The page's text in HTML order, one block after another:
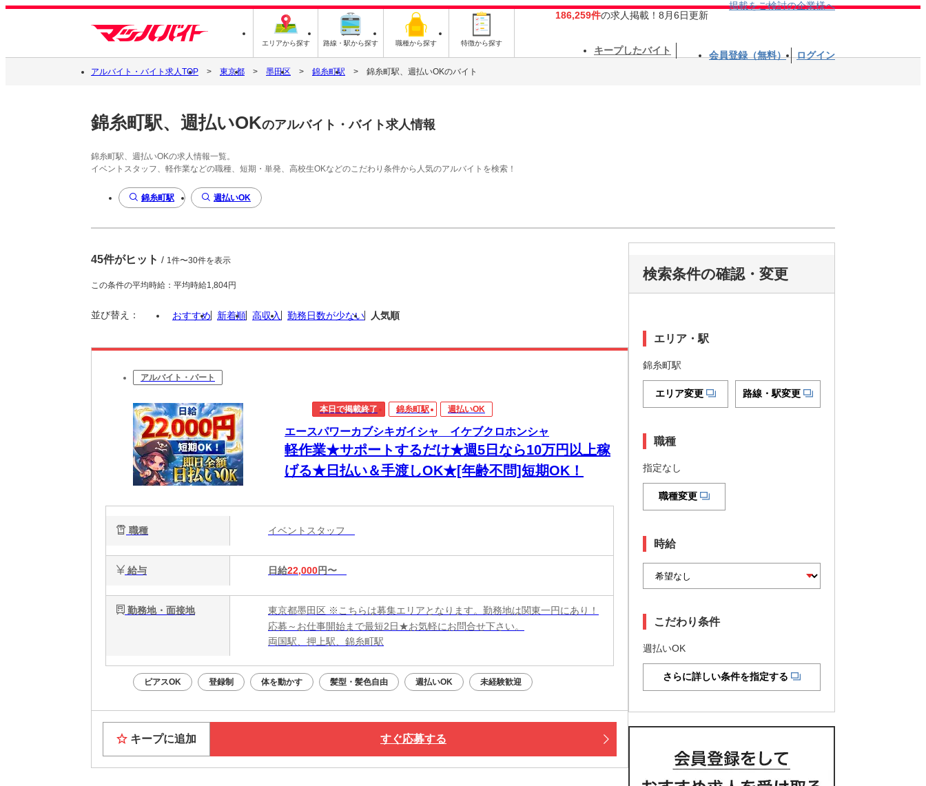
エリアから探す 路線・駅から探す 職種から探す 特徴から探す
186,259件の求人掲載！8月6日更新
掲載をご検討の企業様へ
キープしたバイト 会員登録（無料） ログイン
アルバイト・バイト求人TOP 東京都 墨田区 錦糸町駅 錦糸町駅、週払いOKのバイト
錦糸町駅、週払いOKのアルバイト・バイト求人情報
錦糸町駅、週払いOKの求人情報一覧。
イベントスタッフ、軽作業などの職種、短期・単発、高校生OKなどのこだわり条件から人気のアルバイトを検索！
錦糸町駅 週払いOK
45件がヒット / 1件〜30件を表示
この条件の平均時給：平均時給1,804円
並び替え： おすすめ 新着順 高収入 勤務日数が少ない 人気順
アルバイト・パート
本日で掲載終了 錦糸町駅 週払いOK
エースパワーカブシキガイシャ イケブクロホンシャ
軽作業★サポートするだけ★週5日なら10万円以上稼
げる★日払い＆手渡しOK★[年齢不問]短期OK！
職種 イベントスタッフ
給与 日給22,000円〜
勤務地・面接地
東京都墨田区 ※こちらは募集エリアとなります。勤務地は関東一円にあり！
応募～お仕事開始まで最短2日★お気軽にお問合せ下さい。
両国駅、押上駅、錦糸町駅
ピアスOK 登録制 体を動かす 髪型・髪色自由 週払いOK 未経験歓迎
キープに追加 すぐ応募する
検索条件の確認・変更
エリア・駅
錦糸町駅
エリア変更 路線・駅変更
職種
指定なし
職種変更
時給
こだわり条件
週払いOK
さらに詳しい条件を指定する